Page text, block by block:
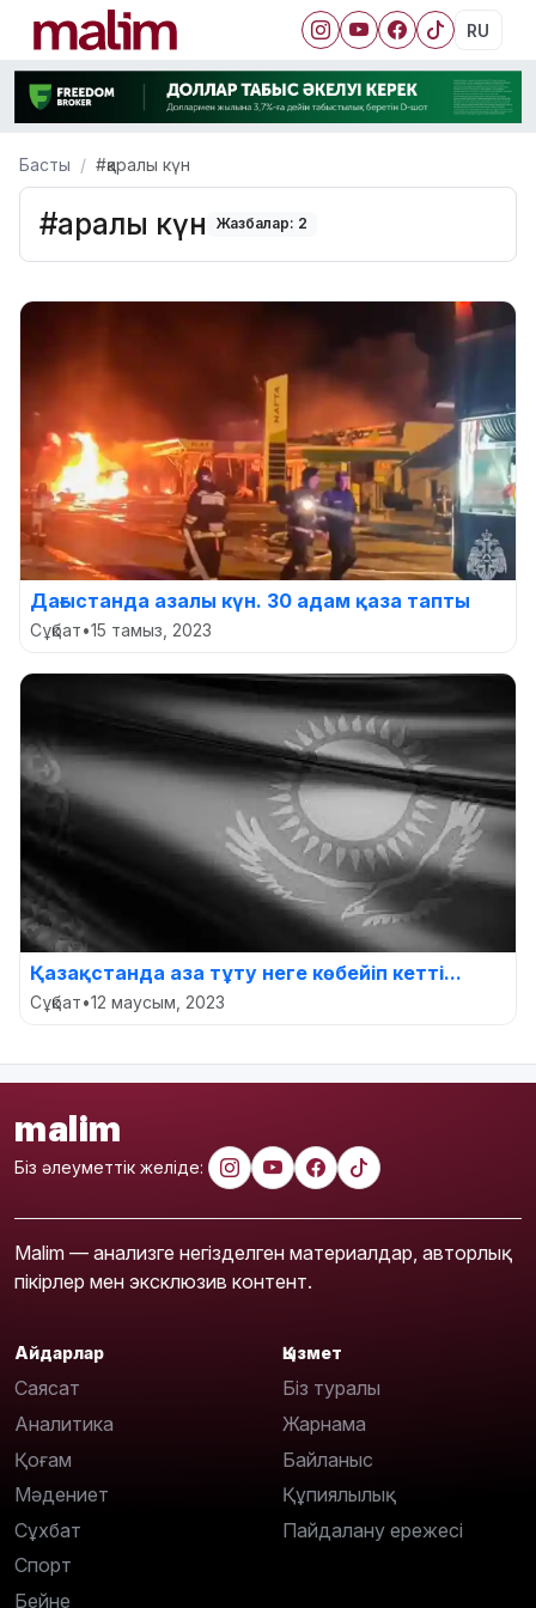
RU
Басты #қаралы күн
#қаралы күн Жазбалар: 2
Дағыстанда азалы күн. 30 адам қаза тапты
Сұқбат•15 тамыз, 2023
Қазақстанда аза тұту неге көбейіп кетті...
Сұқбат•12 маусым, 2023
malim
Біз әлеуметтік желіде:
Malim — анализге негізделген материалдар, авторлық
пікірлер мен эксклюзив контент.
Айдарлар
Саясат
Аналитика
Қоғам
Мәдениет
Сұхбат
Спорт
Бейне
Қызмет
Біз туралы
Жарнама
Байланыс
Құпиялылық
Пайдалану ережесі